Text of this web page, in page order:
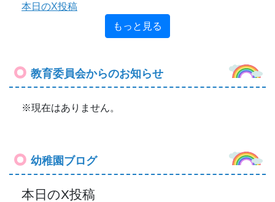
本日のX投稿
もっと見る
教育委員会からのお知らせ
※現在はありません。
幼稚園ブログ
本日のX投稿